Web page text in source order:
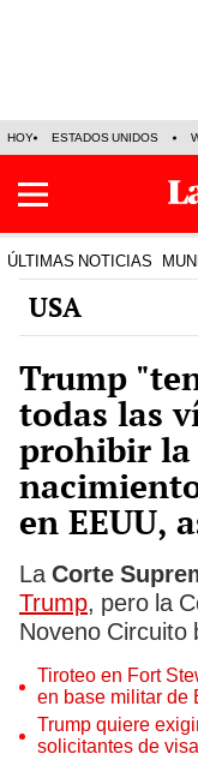
HOY ESTADOS UNIDOS
ÚLTIMAS NOTICIAS
USA
Trump
todas las
prohibir la
en EEUU,
La Corte
Trump, pero la
Noveno Circuito
Tiroteo en Fort
en base militar de
Trump quiere
solicitantes de